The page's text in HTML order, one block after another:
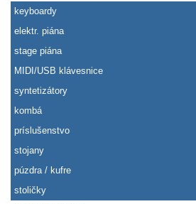
keyboardy
elektr. piána
stage piána
MIDI/USB klávesnice
syntetizátory
kombá
príslušenstvo
stojany
púzdra / kufre
stoličky